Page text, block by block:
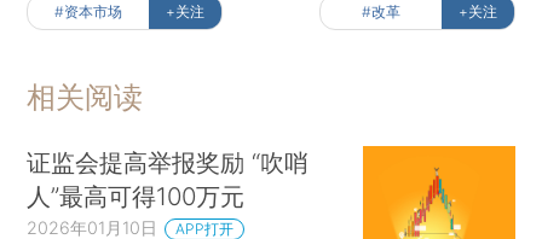
#资本市场 +关注 #改革 +关注
相关阅读
证监会提高举报奖励 “吹哨
人”最高可得100万元
2026年01月10日 APP打开